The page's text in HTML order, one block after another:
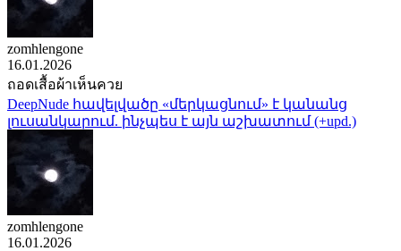
zomhlengone
16.01.2026
ถอดเสื้อผ้าเห็นควย
DeepNude հավելվածը «մերկացնում» է կանանց
լուսանկարում. ինչպես է այն աշխատում (+upd.)
zomhlengone
16.01.2026